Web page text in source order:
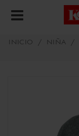
INICIO / NIÑA /